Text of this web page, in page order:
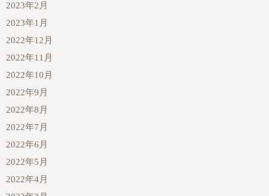
2023年2月
2023年1月
2022年12月
2022年11月
2022年10月
2022年9月
2022年8月
2022年7月
2022年6月
2022年5月
2022年4月